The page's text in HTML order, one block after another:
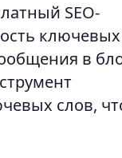
SEO-
в
слов,